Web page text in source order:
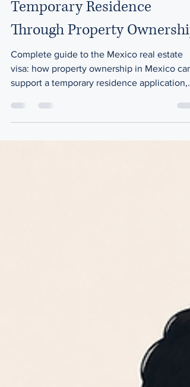
Mexico Real Estate Visa:
Temporary Residence
Through Property Ownership
Complete guide to the Mexico real estate
support a temporary residence application,
what documents are needed, and why